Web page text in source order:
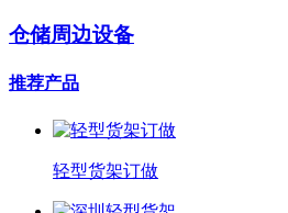
仓储周边设备
推荐产品
轻型货架订做